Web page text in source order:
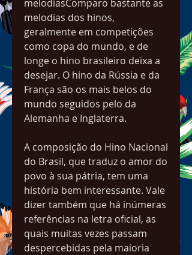
melodiasComparo bastante as
melodias dos hinos,
geralmente em competições
como copa do mundo, e de
longe o hino brasileiro deixa a
desejar. O hino da Rússia e da
França são os mais belos do
mundo seguidos pelo da
Alemanha e Inglaterra.
A composição do Hino Nacional
do Brasil, que traduz o amor do
povo à sua pátria, tem uma
história bem interessante. Vale
dizer também que há inúmeras
referências na letra oficial, as
quais muitas vezes passam
despercebidas pela maioria